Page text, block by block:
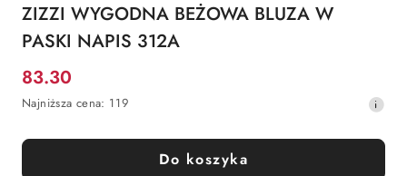
ZIZZI WYGODNA BEŻOWA BLUZA W
PASKI NAPIS 312A
Cena
promocyjna:
83.30
Najniższa
z
30
Najniższa cena: 119
Do koszyka